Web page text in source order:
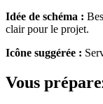
Idée de schéma :
clair pour le projet.
Icône suggérée :
Vous